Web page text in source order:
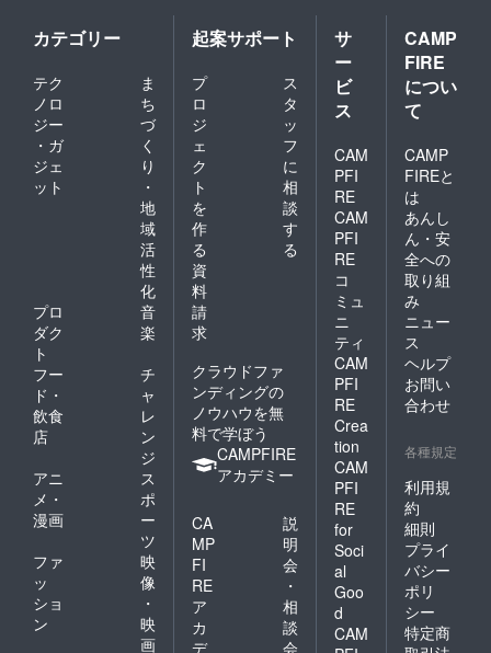
運営が
不適切
と判断
したお
名前は
変更の
お願い
ことが
ありま
ド内容
につい
ては下
記をご
覧くだ
さい。
https://l
stars.c
om/new
s-0049/
「ホー
ムペー
ジに支
援者と
して掲
載」に
ついて
※掲載期
間：
2025年
9月1日
から事
続する
載 ※掲
載方
法：文
字の
み、ロ
ゴ／バ
ナーの
掲載は
不可 ※
支援
ます ※
複数の
プラ
ン、ま
た同じ
プラン
を複数
いただ
いた場
合も掲
載させ
て頂く
お名前
は1つと
させて
頂きま
す ※公
序良俗
に反す
るお名
前や、
運営が
不適切
したお
変更の
お願い
をする
ことが
ありま
ユー
ザーへ
手に入
る機会
がある
ように
一般販
う予定
です。
限定
カード
とする
か/ブー
スター
パック
に収録
するか
などの
方針に
ついて
は支援
者-運営
側で協
い決定
す。 ・
誹謗中
傷を含
む内
容、公
序良俗
に反す
る内
容、宗
教・犯
カテゴリー
テク
ノロ
ジー
・ガ
ジェ
ット
ま
ち
づ
く
り
・
地
域
活
性
化
プロ
ダク
ト
音
楽
フー
ド・
飲食
店
チ
ャ
レ
ン
ジ
アニ
メ・
漫画
ス
ポ
ー
ツ
ファ
ッ
ショ
ン
映
像
・
映
画
起案サポート
プ
ロ
ジ
ェ
ク
ト
を
作
る
ス
タ
ッ
フ
に
相
談
す
る
資
料
請
求
クラウドファ
ンディングの
ノウハウを無
料で学ぼう
CAMPFIRE
アカデミー
CA
MP
FI
RE
ア
カ
デ
説
明
会
・
相
談
会
サ
ー
ビ
ス
CAM
PFI
RE
CAM
PFI
RE
コ
ミュ
ニ
ティ
CAM
PFI
RE
Crea
tion
CAM
PFI
RE
for
Soci
al
Goo
d
CAM
CAMP
FIRE
につい
て
CAMP
FIREと
は
あんし
ん・安
全への
取り組
み
ニュー
ス
ヘルプ
お問い
合わせ
各種規定
利用規
約
細則
プライ
バシー
ポリ
シー
特定商